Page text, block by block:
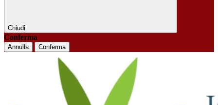
Chiudi
Conferma
Annulla Conferma